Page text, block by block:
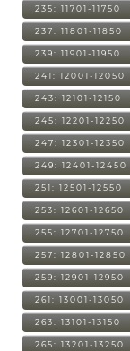
235: 11701-11750
237: 11801-11850
239: 11901-11950
241: 12001-12050
243: 12101-12150
245: 12201-12250
247: 12301-12350
249: 12401-12450
251: 12501-12550
253: 12601-12650
255: 12701-12750
257: 12801-12850
259: 12901-12950
261: 13001-13050
263: 13101-13150
265: 13201-13250